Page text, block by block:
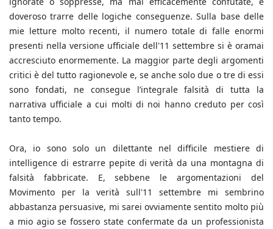
doveroso trarre delle logiche conseguenze. Sulla base delle
mie letture molto recenti, il numero totale di falle enormi
presenti nella versione ufficiale dell'11 settembre si è oramai
accresciuto enormemente. La maggior parte degli argomenti
critici è del tutto ragionevole e, se anche solo due o tre di essi
sono fondati, ne consegue l’integrale falsità di tutta la
narrativa ufficiale a cui molti di noi hanno creduto per così
tanto tempo.
Ora, io sono solo un dilettante nel difficile mestiere di
intelligence di estrarre pepite di verità da una montagna di
falsità fabbricate. E, sebbene le argomentazioni del
Movimento per la verità sull'11 settembre mi sembrino
abbastanza persuasive, mi sarei ovviamente sentito molto più
a mio agio se fossero state confermate da un professionista